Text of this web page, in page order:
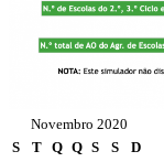
Novembro 2020
S
T Q Q S S
D